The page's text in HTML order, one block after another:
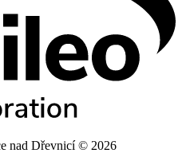
nad Dřevnicí © 2026